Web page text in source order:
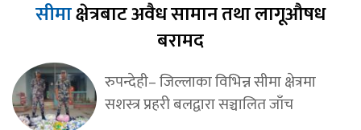
सीमाक्षेत्रबाट अवैध सामान तथा लागूऔषध
बरामद
रुपन्देही– जिल्लाका विभिन्न सीमा क्षेत्रमा
सशस्त्र प्रहरी बलद्वारा सञ्चालित जाँच